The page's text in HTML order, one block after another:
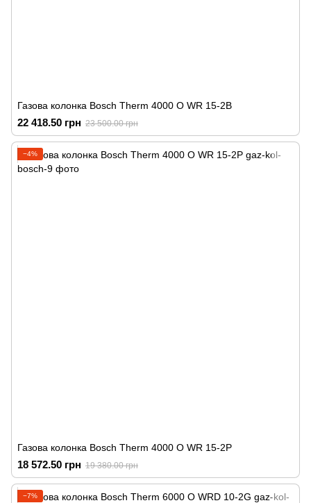
Газова колонка Bosch Therm 4000 O WR 15-2B
22 418.50 грн 23 500.00 грн
−4%
Газова колонка Bosch Therm 4000 O WR 15-2P
18 572.50 грн 19 380.00 грн
−7%